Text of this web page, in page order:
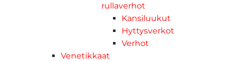
rullaverhot
Kansiluukut
Hyttysverkot
Verhot
Venetikkaat